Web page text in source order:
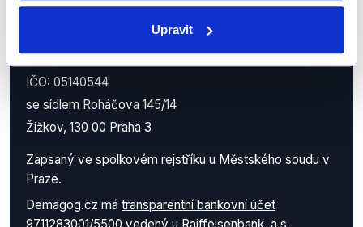
Upravit
Demagog.cz, z.s.
IČO: 05140544
se sídlem Roháčova 145/14
Žižkov, 130 00 Praha 3
Zapsaný ve spolkovém rejstříku u Městského soudu v
Praze.
Demagog.cz má transparentní bankovní účet